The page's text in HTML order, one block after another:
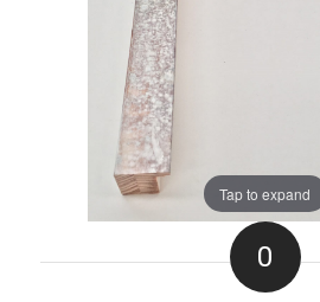
Tap to expand
0